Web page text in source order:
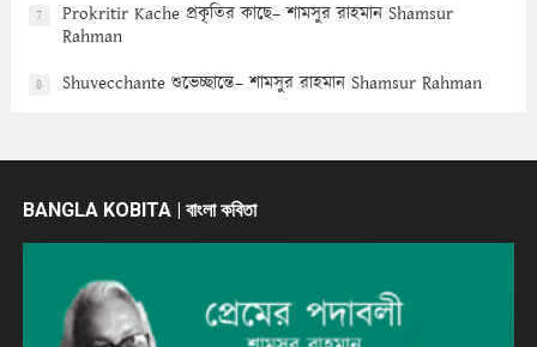
7
Prokritir Kache প্রকৃতির কাছে– শামসুর রাহমান Shamsur
Rahman
8 Shuvecchante শুভেচ্ছান্তে– শামসুর রাহমান Shamsur Rahman
BANGLA KOBITA | বাংলা কবিতা